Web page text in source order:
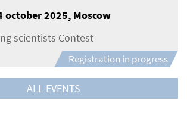
october 2025, Moscow
scientists Contest
Registration in progress
ALL EVENTS